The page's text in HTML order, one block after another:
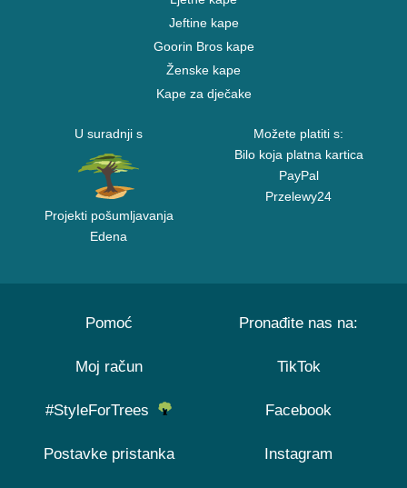
Jeftine kape
Goorin Bros kape
Ženske kape
Kape za dječake
U suradnji s
Projekti pošumljavanja
Edena
Možete platiti s:
Bilo koja platna kartica
PayPal
Przelewy24
Pomoć
Moj račun
#StyleForTrees
Postavke pristanka
Pronađite nas na:
TikTok
Facebook
Instagram